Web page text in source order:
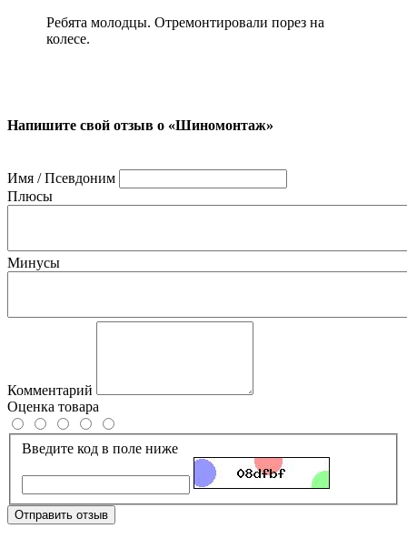
Ребята молодцы. Отремонтировали порез на
колесе.
Напишите свой отзыв о «Шиномонтаж»
Имя / Псевдоним
Плюсы
Минусы
Комментарий
Оценка товара
Введите код в поле ниже
Отправить отзыв